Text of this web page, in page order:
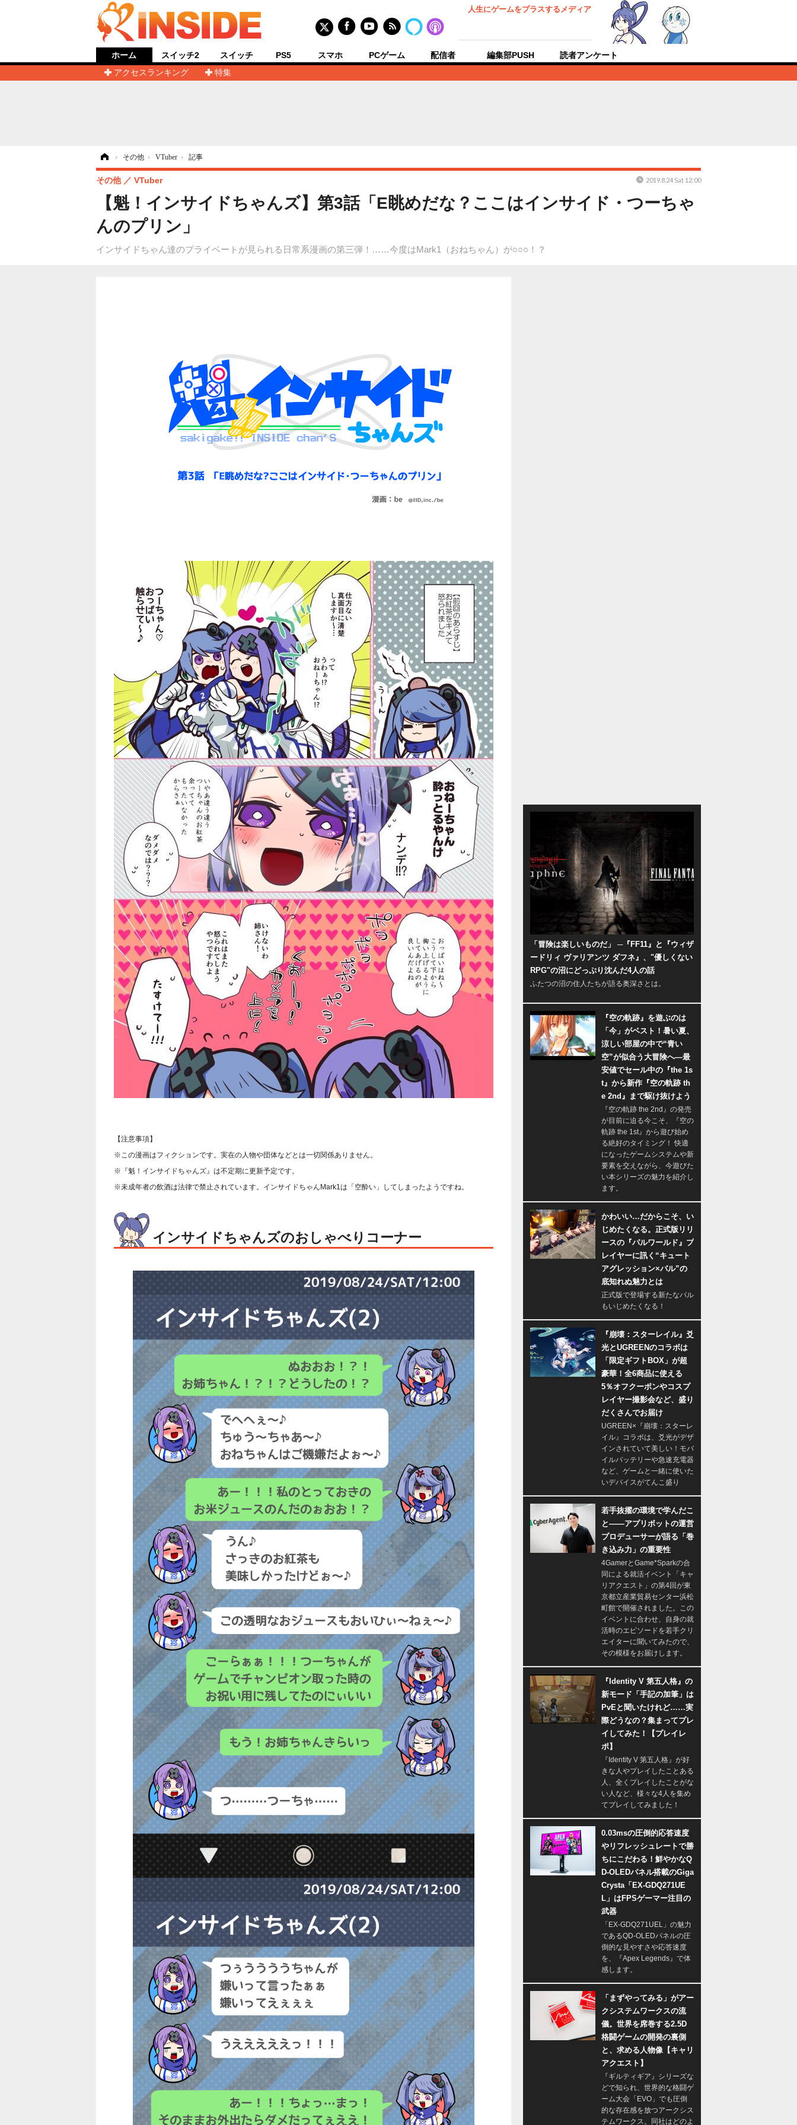
人生にゲームをプラスするメディア
ホーム
アクセスランキング
特集
スイッチ2 スイッチ PS5 スマホ PCゲーム 配信者 編集部PUSH 読者アンケート
› その他 › VTuber › 記事
【魁！インサイドちゃんズ】第3話「E眺めだな？ここはインサイド・つーちゃ
んのプリン」
インサイドちゃん達のプライベートが見られる日常系漫画の第三弾！……今度はMark1（おねちゃん）が○○○！？
その他 VTuber 2019.8.24 Sat 12:00
【注意事項】
※この漫画はフィクションです。実在の人物や団体などとは一切関係ありません。
※『魁！インサイドちゃんズ』は不定期に更新予定です。
※未成年者の飲酒は法律で禁止されています。インサイドちゃんMark1は「空酔い」してしまったようですね。
インサイドちゃんズのおしゃべりコーナー
「冒険は楽しいものだ」 ─『FF11』と『ウィザ
ードリィ ヴァリアンツ ダフネ』、"優しくない
RPG"の沼にどっぷり沈んだ4人の話
ふたつの沼の住人たちが語る奥深さとは。
『空の軌跡』を遊ぶのは
「今」がベスト！暑い夏、
涼しい部屋の中で“青い
空”が似合う大冒険へ―最
安値でセール中の『the 1s
t』から新作『空の軌跡 th
e 2nd』まで駆け抜けよう
『空の軌跡 the 2nd』の発売
が目前に迫る今こそ、『空の
軌跡 the 1st』から遊び始め
る絶好のタイミング！ 快適
になったゲームシステムや新
要素を交えながら、今遊びた
い本シリーズの魅力を紹介し
ます。
かわいい…だからこそ、い
じめたくなる。正式版リリ
ースの『パルワールド』プ
レイヤーに訊く“キュート
アグレッション×パル”の
底知れぬ魅力とは
正式版で登場する新たなパル
もいじめたくなる！
『崩壊：スターレイル』爻
光とUGREENのコラボは
「限定ギフトBOX」が超
豪華！全6商品に使える
5％オフクーポンやコスプ
レイヤー撮影会など、盛り
だくさんでお届け
UGREEN×『崩壊：スターレ
イル』コラボは、爻光がデザ
インされていて美しい！モバ
イルバッテリーや急速充電器
など、ゲームと一緒に使いた
いデバイスがてんこ盛り
若手抜擢の環境で学んだこ
と――アプリボットの運営
プロデューサーが語る「巻
き込み力」の重要性
4GamerとGame*Sparkの合
同による就活イベント「キャ
リアクエスト」の第4回が東
京都立産業貿易センター浜松
町館で開催されました。この
イベントに合わせ、自身の就
活時のエピソードを若手クリ
エイターに聞いてみたので、
その模様をお届けします。
『Identity V 第五人格』の
新モード「手記の加筆」は
PvEと聞いたけれど……実
際どうなの？集まってプレ
イしてみた！【プレイレ
ポ】
『Identity V 第五人格』が好
きな人やプレイしたことある
人、全くプレイしたことがな
い人など、様々な4人を集め
てプレイしてみました！
0.03msの圧倒的応答速度
やリフレッシュレートで勝
ちにこだわる！鮮やかなQ
D-OLEDパネル搭載のGiga
Crysta「EX-GDQ271UE
L」はFPSゲーマー注目の
武器
「EX-GDQ271UEL」の魅力
であるQD-OLEDパネルの圧
倒的な見やすさや応答速度
を、『Apex Legends』で体
感します。
「まずやってみる」がアー
クシステムワークスの流
儀。世界を席巻する2.5D
格闘ゲームの開発の裏側
と、求める人物像【キャリ
アクエスト】
『ギルティギア』シリーズな
どで知られ、世界的な格闘ゲ
ーム大会「EVO」でも圧倒
的な存在感を放つアークシス
テムワークス。同社はどのよ